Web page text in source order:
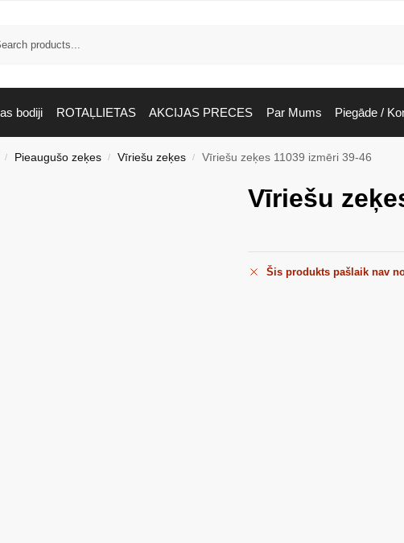
bodiji ROTAĻLIETAS AKCIJAS PRECES Par Mums Piegāde /
/ Pieaugušo zeķes / Vīriešu zeķes / Vīriešu zeķes 11039 izmēri 39-46
Vīriešu
Šis produkts pašlaik nav